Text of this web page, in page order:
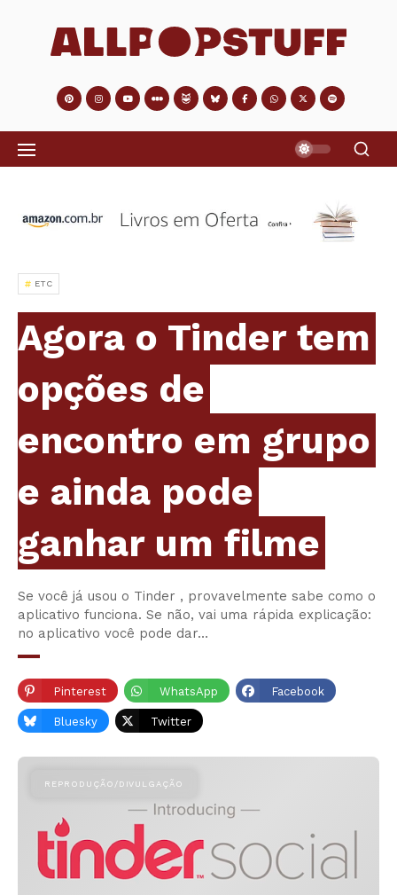
ETC
Agora o Tinder tem
opções de
encontro em grupo
e ainda pode
ganhar um filme
Se você já usou o Tinder , provavelmente sabe como o
aplicativo funciona. Se não, vai uma rápida explicação:
no aplicativo você pode dar…
Pinterest WhatsApp Facebook
Bluesky Twitter